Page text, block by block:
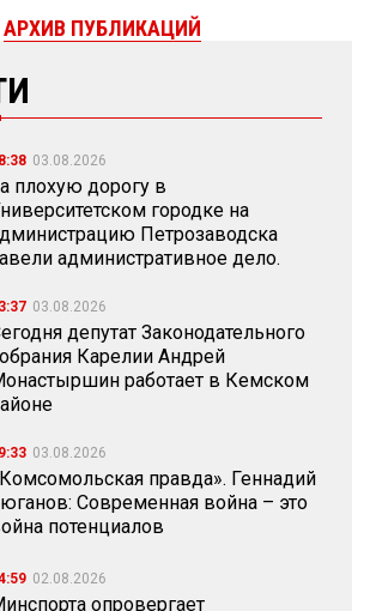
03.08.2026
плохую дорогу в
городке на
Петрозаводска
административное дело.
03.08.2026
депутат Законодательного
Карелии Андрей
работает в Кемском
03.08.2026
правда». Геннадий
Современная война – это
потенциалов
02.08.2026
опровергает
АРХИВ ПУБЛИКАЦИЙ